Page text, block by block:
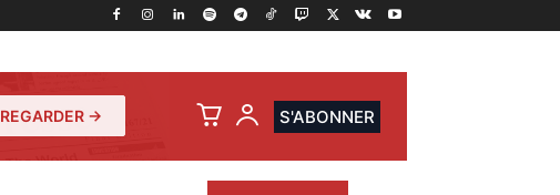
REGARDER → S'ABONNER